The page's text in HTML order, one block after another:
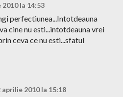
2010 la 14:53
perfectiunea...Intotdeauna
cine nu esti...intotdeauna vrei
ceva ce nu esti...sfatul
aprilie 2010 la 15:18